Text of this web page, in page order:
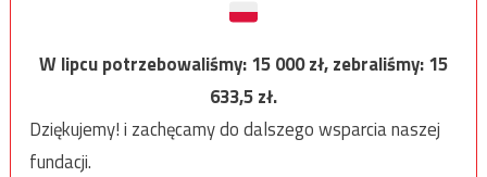
W lipcu potrzebowaliśmy:15 000zł, zebraliśmy:15
633,5zł.
Dziękujemy! i zachęcamy do dalszego wsparcia naszej
fundacji.